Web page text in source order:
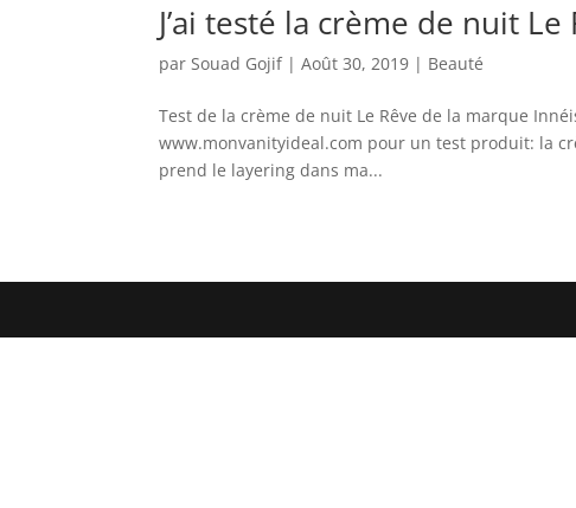
J’ai testé la crème de nuit
parSouad Gojif|Août 30, 2019 | Beauté
Test de la crème de nuit Le Rêve de la marque
www.monvanityideal.com pour un test produit: la
prend le layering dans ma...